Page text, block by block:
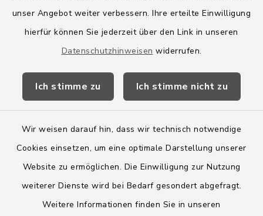
unser Angebot weiter verbessern. Ihre erteilte Einwilligung
hierfür können Sie jederzeit über den Link in unseren
Datenschutzhinweisen widerrufen.
Ich stimme zu Ich stimme nicht zu
Wir weisen darauf hin, dass wir technisch notwendige
Cookies einsetzen, um eine optimale Darstellung unserer
Website zu ermöglichen. Die Einwilligung zur Nutzung
weiterer Dienste wird bei Bedarf gesondert abgefragt.
Weitere Informationen finden Sie in unseren
Amt Boostedt-Rickling
Amtsbroschüre
Wege-Zweckverband
Barrierefreiheit